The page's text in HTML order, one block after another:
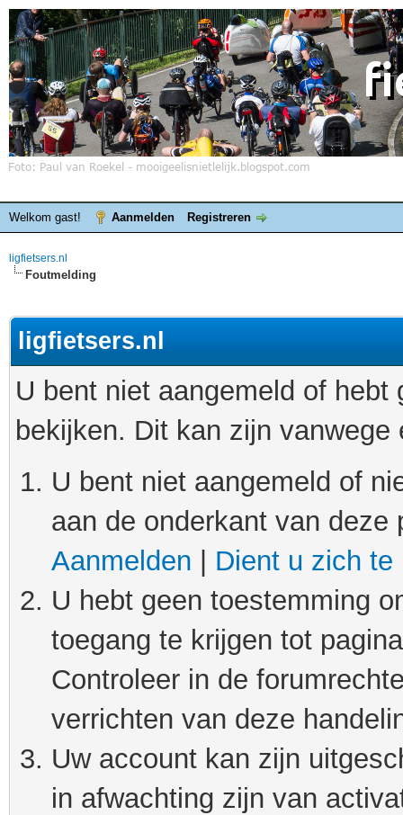
Welkom gast! Aanmelden Registreren
ligfietsers.nl
Foutmelding
ligfietsers.nl
U bent niet aangemeld of
bekijken. Dit kan zijn
U bent niet aangemeld of
aan de onderkant van
Aanmelden
Dient u zich te
U hebt geen toestemming
toegang te krijgen tot
Controleer in de
verrichten van deze
Uw account kan zijn
in afwachting zijn van